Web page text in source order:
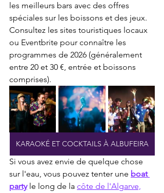
les meilleurs bars avec des offres
spéciales sur les boissons et des jeux.
Consultez les sites touristiques locaux
ou Eventbrite pour connaître les
programmes de 2026 (généralement
entre 20 et 30 €, entrée et boissons
comprises).
KARAOKÉ ET COCKTAILS À ALBUFEIRA
Si vous avez envie de quelque chose
sur l'eau, vous pouvez tenter une boat
party le long de la côte de l'Algarve,